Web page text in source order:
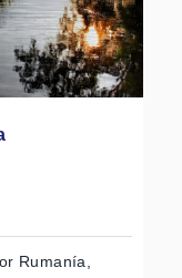
Rumanía,